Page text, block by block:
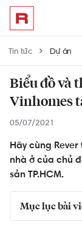
Tin tức Dự án
Biểu đồ và
Vinhomes
05/07/2021
Hãy cùng
nhà ở của chủ
sản TP.HCM.
Mục lục bài